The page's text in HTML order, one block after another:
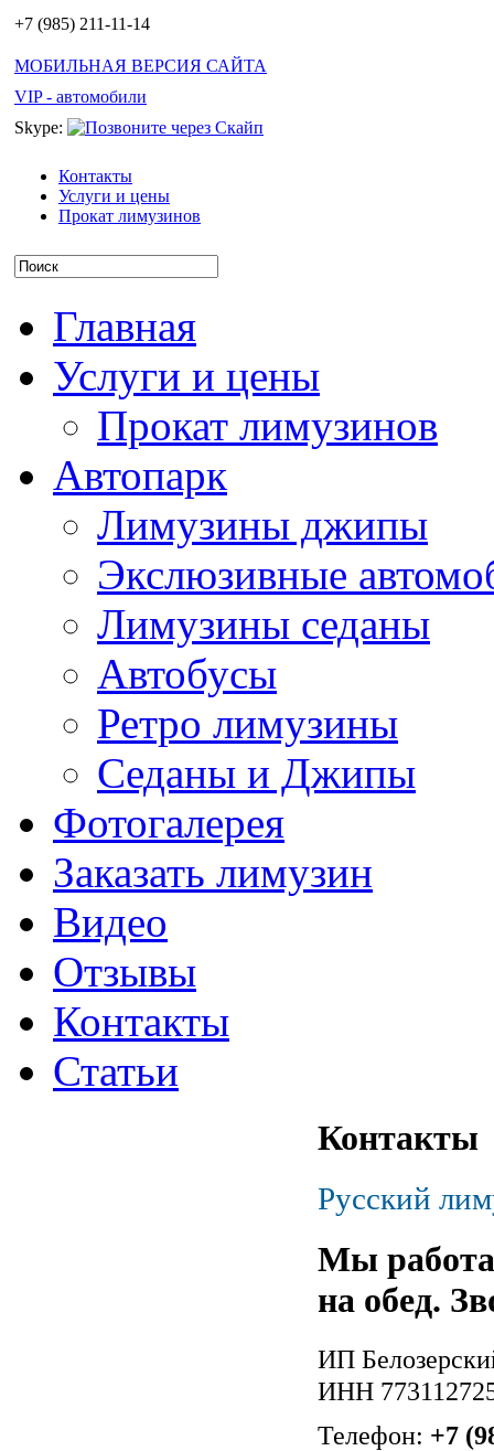
+7 (985) 211-11-14
МОБИЛЬНАЯ ВЕРСИЯ САЙТА
VIP - автомобили
Skype:
Контакты
Услуги и цены
Прокат лимузинов
Главная
Услуги и цены
Прокат лимузинов
Автопарк
Лимузины джипы
Экслюзивные
Лимузины седаны
Автобусы
Ретро лимузины
Седаны и Джипы
Фотогалерея
Заказать лимузин
Видео
Отзывы
Контакты
Статьи
Контакты
Русский
Мы
на обед.
ИП
ИНН
Телефон: +7